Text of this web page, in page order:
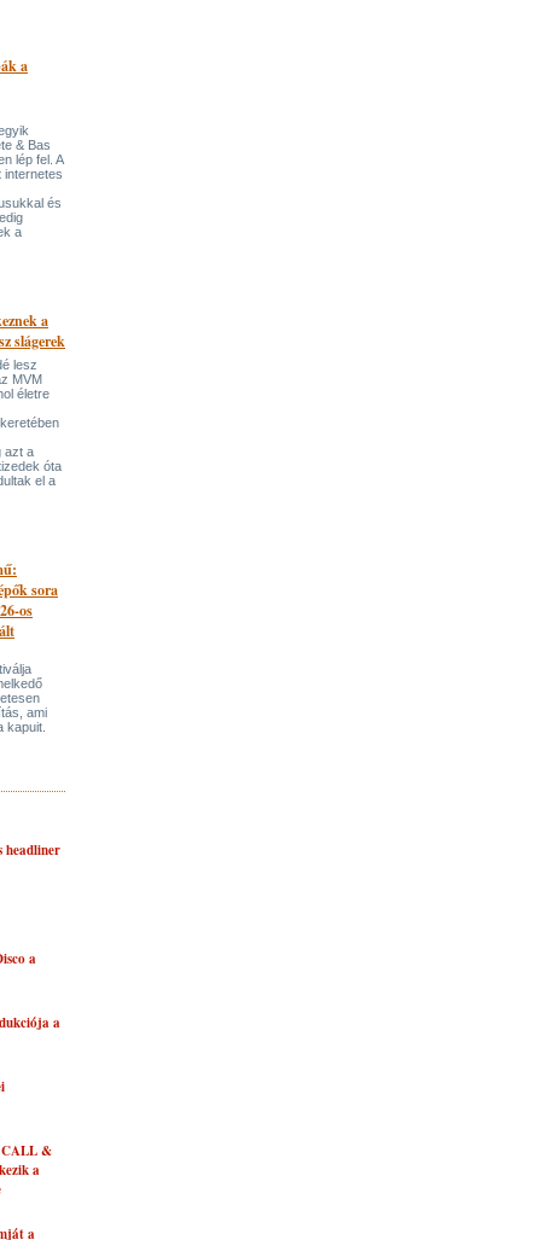
a
& Bas
lép fel. A
internetes
és
a
a
slágerek
lesz
MVM
életre
azt a
óta
el a
sora
os
ami
kapuit.
headliner
a
a
CALL &
a
a